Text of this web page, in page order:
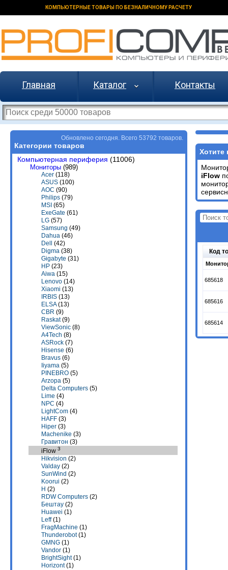
КОМПЬЮТЕРНЫЕ ТОВАРЫ ПО БЕЗНАЛИЧНОМУ РАСЧЕТУ
Главная Каталог Контакты
Обновлено сегодня. Всего 53792 товаров.
Категории товаров
Компьютерная периферия (11006)
Мониторы (989)
Acer (118)
ASUS (100)
AOC (90)
Philips (79)
MSI (65)
ExeGate (61)
LG (57)
Samsung (49)
Dahua (46)
Dell
(42)
Digma (38)
Gigabyte (31)
HP (23)
Aiwa (15)
Lenovo (14)
Xiaomi (13)
IRBIS (13)
ELSA(13)
CBR (9)
Raskat(9)
ViewSonic (8)
A4Tech (8)
ASRock (7)
Hisense (6)
Bravus (6)
Iiyama (5)
PINEBRO (5)
Arzopa (5)
Delta Computers (5)
Lime (4)
NPC (4)
LightCom (4)
HAFF (3)
Hiper (3)
Machenike (3)
Гравитон (3)
iFlow 3
Hikvision (2)
Valday (2)
SunWind (2)
Koorui (2)
H (2)
RDW Computers (2)
Бештау (2)
Huawei (1)
Leff(1)
FragMachine (1)
Thunderobot(1)
GMNG (1)
Vandor (1)
BrightSight(1)
Horizont(1)
Хотите
iFlow
Код
685618
685616
685614